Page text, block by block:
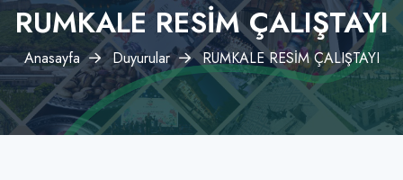
RUMKALE RESİM ÇALIŞTAYI
Anasayfa Duyurular RUMKALE RESİM ÇALIŞTAYI